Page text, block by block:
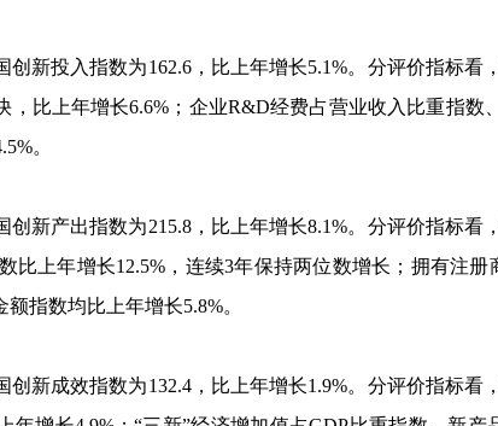
创新投入指数为162.6，比上年增长5.1%。分评价指标看
，比上年增长6.6% ；企业R&D经费占营业收入比重指数
。
创新产出指数为215.8，比上年增长8.1%。分评价指标看
比上年增长12.5% ，连续3年保持两位数增长；拥有注册
额指数均比上年增长5.8%。
创新成效指数为132.4，比上年增长1.9%。分评价指标看